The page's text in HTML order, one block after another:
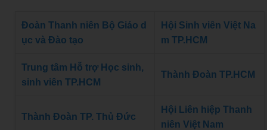
Đoàn Thanh niên Bộ Giáo d
ục và Đào tạo
Hội Sinh viên Việt Na
m TP.HCM
Trung tâm Hỗ trợ Học sinh,
sinh viên TP.HCM
Thành Đoàn TP.HCM
Thành Đoàn TP. Thủ Đức
Hội Liên hiệp Thanh
niên Việt Nam